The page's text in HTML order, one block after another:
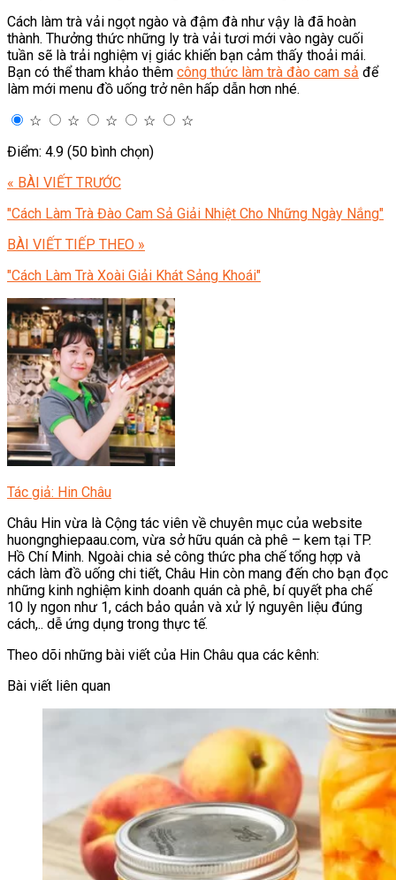
Cách làm trà vải ngọt ngào và đậm đà như vậy là đã hoàn
thành. Thưởng thức những ly trà vải tươi mới vào ngày cuối
tuần sẽ là trải nghiệm vị giác khiến bạn cảm thấy thoải mái.
Bạn có thể tham khảo thêm công thức làm trà đào cam sả để
làm mới menu đồ uống trở nên hấp dẫn hơn nhé.
☆
☆ ☆ ☆
☆
Điểm: 4.9 (50 bình chọn)
« BÀI VIẾT TRƯỚC
"Cách Làm Trà Đào Cam Sả Giải Nhiệt Cho Những Ngày Nắng"
BÀI VIẾT TIẾP THEO »
"Cách Làm Trà Xoài Giải Khát Sảng Khoái"
Tác giả: Hin Châu
Châu Hin vừa là Cộng tác viên về chuyên mục của website
huongnghiepaau.com, vừa sở hữu quán cà phê – kem tại TP.
Hồ Chí Minh. Ngoài chia sẻ công thức pha chế tổng hợp và
cách làm đồ uống chi tiết, Châu Hin còn mang đến cho bạn đọc
những kinh nghiệm kinh doanh quán cà phê, bí quyết pha chế
10 ly ngon như 1, cách bảo quản và xử lý nguyên liệu đúng
cách,.. dễ ứng dụng trong thực tế.
Theo dõi những bài viết của Hin Châu qua các kênh:
Bài viết liên quan